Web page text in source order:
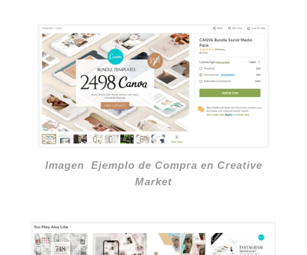
Imagen Ejemplo de Compra en Creative
Market